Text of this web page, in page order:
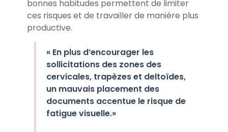
bonnes habitudes permettent de limiter
ces risques et de travailler de manière plus
productive.
« En plus d’encourager les
sollicitations des zones des
cervicales, trapèzes et deltoïdes,
un mauvais placement des
documents accentue le risque de
fatigue visuelle.»